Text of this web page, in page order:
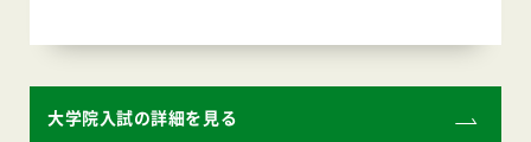
大学院入試の詳細を見る